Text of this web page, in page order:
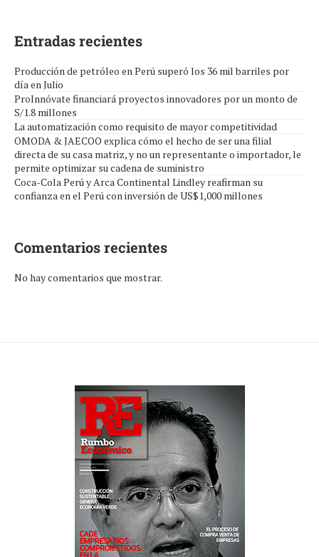
Entradas recientes
Producción de petróleo en Perú superó los 36 mil barriles por
día en Julio
ProInnóvate financiará proyectos innovadores por un monto de
S/1.8 millones
La automatización como requisito de mayor competitividad
OMODA & JAECOO explica cómo el hecho de ser una filial
directa de su casa matriz, y no un representante o importador, le
permite optimizar su cadena de suministro
Coca-Cola Perú y Arca Continental Lindley reafirman su
confianza en el Perú con inversión de US$1,000 millones
Comentarios recientes
No hay comentarios que mostrar.